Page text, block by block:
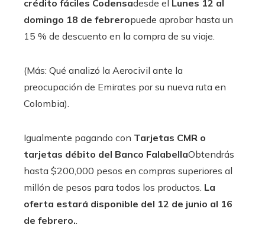
crédito fáciles Codensadesde el Lunes 12 al
domingo 18 de febreropuede aprobar hasta un
15 % de descuento en la compra de su viaje.
(Más: Qué analizó la Aerocivil ante la
preocupación de Emirates por su nueva ruta en
Colombia).
Igualmente pagando con Tarjetas CMR o
tarjetas débito del Banco FalabellaObtendrás
hasta $200,000 pesos en compras superiores al
millón de pesos para todos los productos. La
oferta estará disponible del 12 de junio al 16
de febrero..